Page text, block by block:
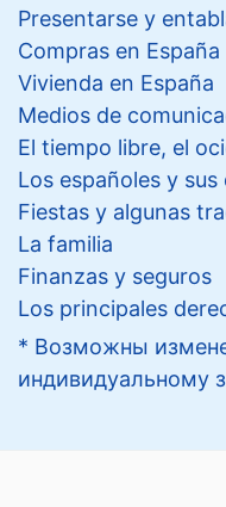
Presentarse y
Compras en España
Vivienda en España
Medios de
El tiempo libre, el
Los españoles y
Fiestas y algunas
La familia
Finanzas y seguros
Los principales
* Возможны
индивидуальному